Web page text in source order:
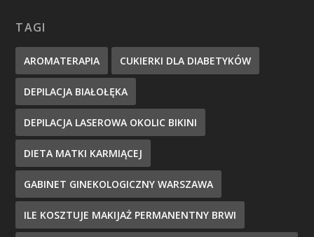
TAGI
AROMATERAPIA CUKIERKI DLA DIABETYKÓW
DEPILACJA BIAŁOŁĘKA
DEPILACJA LASEROWA OKOLIC BIKINI
DIETA MATKI KARMIĄCEJ
GABINET GINEKOLOGICZNY WARSZAWA
ILE KOSZTUJE MAKIJAŻ PERMANENTNY BRWI